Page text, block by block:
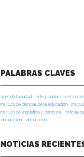
PALABRAS CLAVES
agenda facultad arte y cultura centro de
instituto de ciencias de la educación
instituto de lingüística y literatura
noticias
vinculacion
vinculación
NOTICIAS